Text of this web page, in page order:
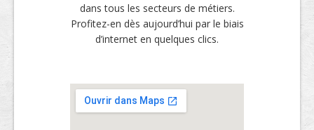
dans tous les secteurs de métiers.
Profitez-en dès aujourd’hui par le biais
d’internet en quelques clics.